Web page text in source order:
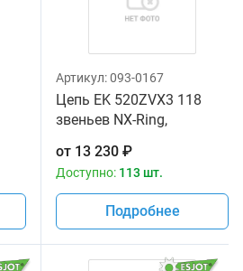
Артикул:093-0167
Цепь EK 520ZVX3 118
звеньев NX-Ring,
от 13 230 ₽
Доступно: 113 шт.
Подробнее